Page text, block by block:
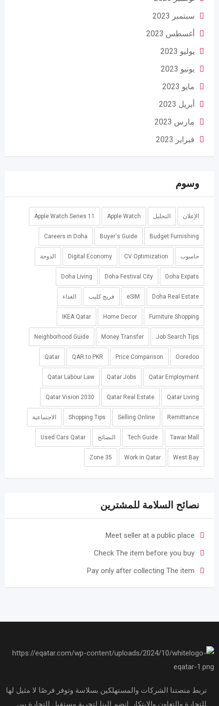
سبتمبر 2023
أغسطس 2023
يوليو 2023
يونيو 2023
مايو 2023
أبريل 2023
مارس 2023
فبراير 2023
وسوم
الإعلان التحليل Apple Watch
Apple Watch Series 11
Budget Furnishing
Buyer's Guide
Careers in Doha
حاسوب CV Optimization
Digital Economy الدوحة
Doha Expats
Doha Festival City
Doha Living
Doha Real Estate
eSIM فريج كليب الغذاء
Furniture Shopping
Home Decor
IKEA Qatar
Job Search Tips
Money Transfer
Neighborhood Guide
Ooredoo
Price Comparison
QAR to PKR
Qatar
Qatar Employment
Qatar Jobs
Qatar Labour Law
Qatar Living
Qatar Real Estate
Qatar Vision 2030
Remittance
Selling Online
Shopping Tips الاجتماعية
Tawar Mall
Tech Guide النصائح Used Cars Qatar
West Bay
Work in Qatar
Zone 35
نصائح السلامة للمشترين
Meet seller at a public place
Check The item before you buy
Pay only after collecting The item
تربط منصتنا الشركات والمستهلكين بسلاسة وتوفر فرصًا لا مثيل لها
للتجارة والتعاون والابتكار. انضم إلينا لتجربة مستقبل التجارة بين